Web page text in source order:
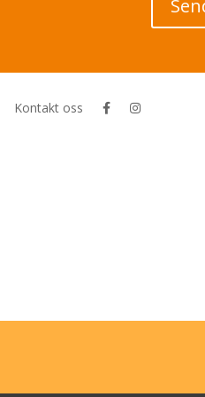
Kontakt oss